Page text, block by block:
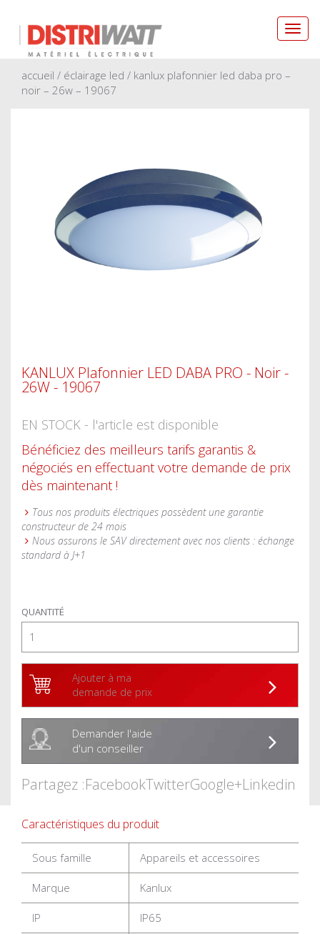
accueil / éclairage led / kanlux plafonnier led daba pro –
noir – 26w – 19067
KANLUX Plafonnier LED DABA PRO - Noir -
26W - 19067
EN STOCK - l'article est disponible
Bénéficiez des meilleurs tarifs garantis &
négociés en effectuant votre demande de prix
dès maintenant !
Tous nos produits électriques possèdent une garantie
constructeur de 24 mois
Nous assurons le SAV directement avec nos clients : échange
standard à J+1
QUANTITÉ
Ajouter à ma
demande de prix
Demander l'aide
d'un conseiller
Partagez :FacebookTwitterGoogle+Linkedin
Caractéristiques du produit
Sous famille Appareils et accessoires
Marque Kanlux
IP IP65